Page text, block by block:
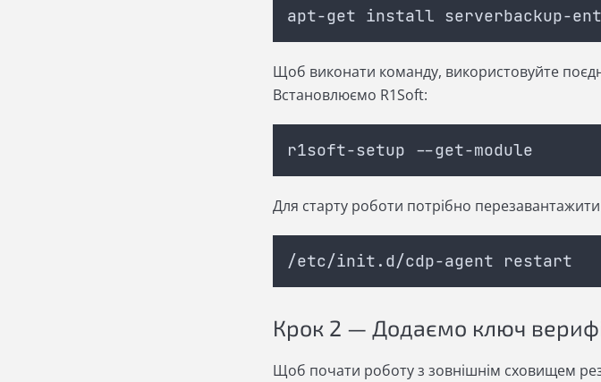
apt-get install serverbackup-
Щоб виконати команду, використовуйте
Встановлюємо R1Soft:
r1soft-setup --get-module
Для старту роботи потрібно
/etc/init.d/cdp-agent restart
Крок 2 — Додаємо ключ
Щоб почати роботу з зовнішнім сховищем